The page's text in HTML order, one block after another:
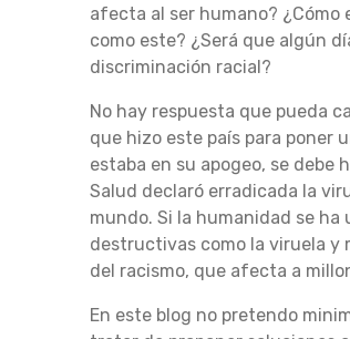
U
E
D
O
afecta al ser humano?
como este? ¿Será que algún
discriminación racial?
No hay respuesta que pueda
que hizo este país para poner
estaba en su apogeo, se debe
Salud declaró erradicada la
mundo. Si la humanidad se
destructivas como la viruela y
del racismo, que afecta a
En este blog no pretendo